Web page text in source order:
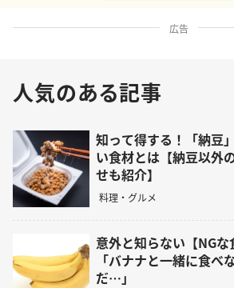
広告
人気のある記事
知って得する！「納豆
い食材とは【納豆以外
せも紹介】
料理・グルメ
意外と知らない【NGな
「バナナと一緒に食べ
だ…」